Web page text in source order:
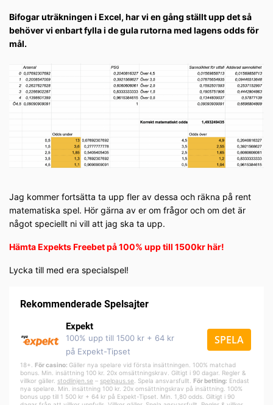
Bifogar uträkningen i Excel, har vi en gång ställt upp det så
behöver vi enbart fylla i de gula rutorna med lagens odds för
mål.
Jag kommer fortsätta ta upp fler av dessa och räkna på rent
matematiska spel. Hör gärna av er om frågor och om det är
något speciellt ni vill att jag ska ta upp.
Hämta Expekts Freebet på 100% upp till 1500kr här!
Lycka till med era specialspel!
Rekommenderade Spelsajter
Expekt
100% upp till 1500 kr + 64 kr
på Expekt-Tipset
SPELA
18+. För casino: Gäller nya spelare vid första insättningen. 100% matchad
bonus. Min. insättning 100 kr. 20x omsättningskrav. Giltigt i 90 dagar. Regler &
villkor gäller. stodlinjen.se – spelpaus.se . Spela ansvarsfullt. För betting: Endast
nya spelare. Min. insättning 100 kr. 20x omsättningskrav på insättning. 100%
bonus upp till 1 500 kr + 64 kr på Expekt-Tipset. Min. 1,80 odds. Giltigt i 90